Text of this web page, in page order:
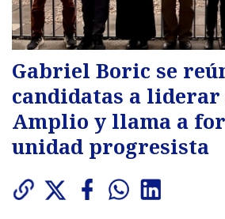
Gabriel Boric se
candidatas a
Amplio y llama a
unidad progresista